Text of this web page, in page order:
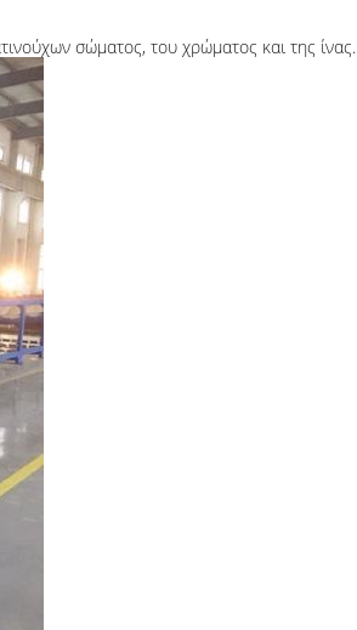
σώματος, του χρώματος και της ίνας.